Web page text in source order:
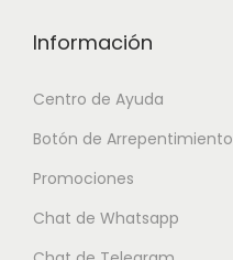
Información
Centro de Ayuda
Botón de Arrepentimiento
Promociones
Chat de Whatsapp